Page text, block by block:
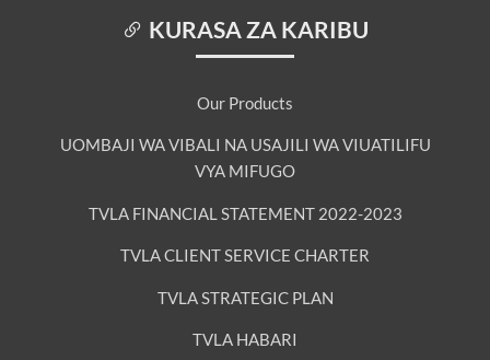
KURASA ZA KARIBU
Our Products
UOMBAJI WA VIBALI NA USAJILI WA VIUATILIFU
VYA MIFUGO
TVLA FINANCIAL STATEMENT 2022-2023
TVLA CLIENT SERVICE CHARTER
TVLA STRATEGIC PLAN
TVLA HABARI